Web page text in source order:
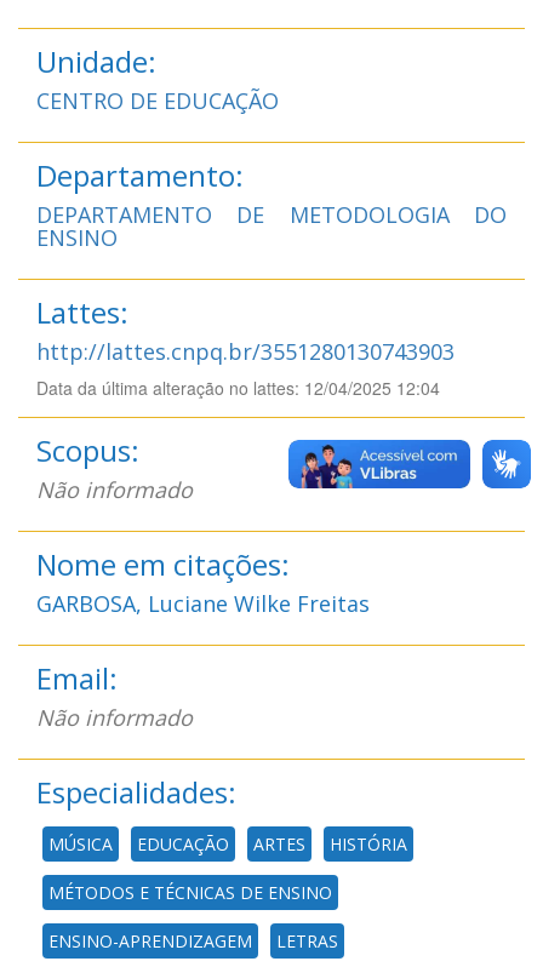
Unidade:
CENTRO DE EDUCAÇÃO
Departamento:
DEPARTAMENTO DE METODOLOGIA DO
ENSINO
Lattes:
http://lattes.cnpq.br/3551280130743903
Data da última alteração no lattes: 12/04/2025 12:04
Scopus:
Não informado
Nome em citações:
GARBOSA, Luciane Wilke Freitas
Email:
Não informado
Especialidades:
MÚSICA EDUCAÇÃO ARTES HISTÓRIA
MÉTODOS E TÉCNICAS DE ENSINO
ENSINO-APRENDIZAGEM LETRAS